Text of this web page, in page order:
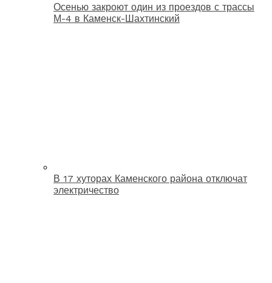
Осенью закроют один из проездов с трассы
М-4 в Каменск-Шахтинский
В 17 хуторах Каменского района отключат
электричество